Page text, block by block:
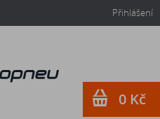
Přihlášení
0 Kč